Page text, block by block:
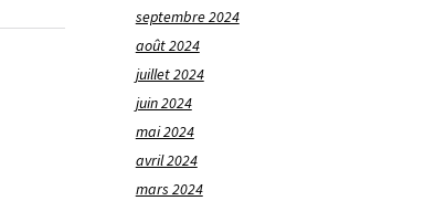
septembre 2024
août 2024
juillet 2024
juin 2024
mai 2024
avril 2024
mars 2024